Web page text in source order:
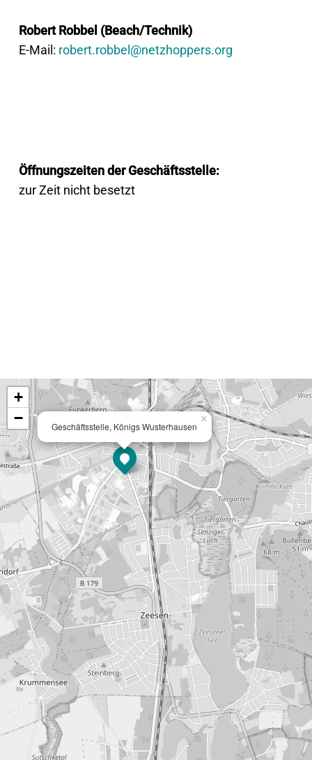
Robert Robbel (Beach/Technik)
E-Mail: robert.robbel@netzhoppers.org
Öffnungszeiten der Geschäftsstelle:
zur Zeit nicht besetzt
Geschäftsstelle, Königs Wusterhausen
×
+
−